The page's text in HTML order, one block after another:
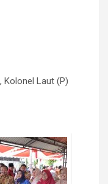
Kolonel Laut (P)